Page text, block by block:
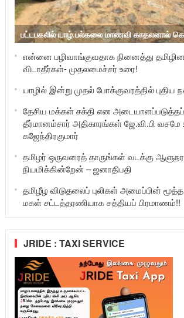
பட்டபகலில் யாழ்.பல்கலை மாணவி காதலனால்
என்னை பழிவாங்குவதாக நினைத்து
விடாதீர்கள்- முதலமைச்சர் உரை!
யாழில் இன்று முதல் போக்குவரத்தில் புதிய
தேசிய மக்கள் சக்தி என
தீர்மானம்சார் அதிகாரங்கள் ஜே.வி.பி
கஜேந்திரகுமார்
தமிழர் ஒருவரைத் தாருங்கள் வடக்கு
நியமிக்கின்றேன் – ஜனாதிபதி
தமிழீழ விடுதலைப் புலிகள் அமைப்பின்
மகள் சட்டத்தரணியாக சத்தியப் பிரமாணம்!!
JRIDE : TAXI SERVICE